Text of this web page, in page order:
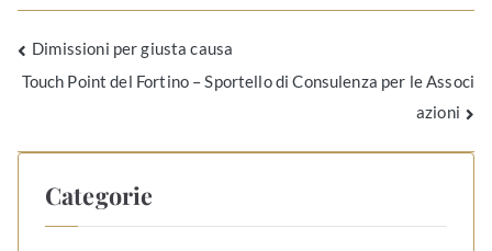
Dimissioni per giusta causa
Touch Point del Fortino – Sportello di Consulenza per le Associ
azioni
Categorie